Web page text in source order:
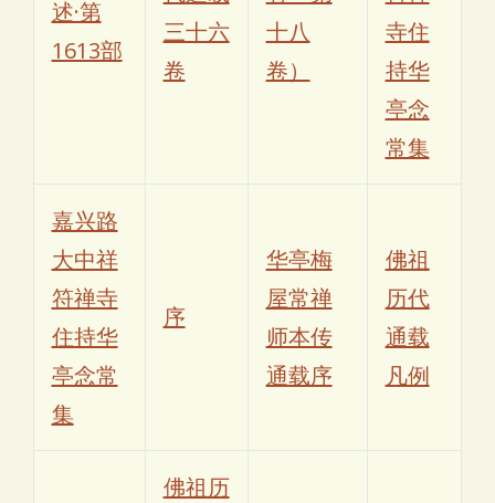
述·第
1613部
三十六
卷
十八
卷）
寺住
持华
亭念
常集
嘉兴路
大中祥
符禅寺
住持华
亭念常
集
序
华亭梅
屋常禅
师本传
通载序
佛祖
历代
通载
凡例
佛祖历